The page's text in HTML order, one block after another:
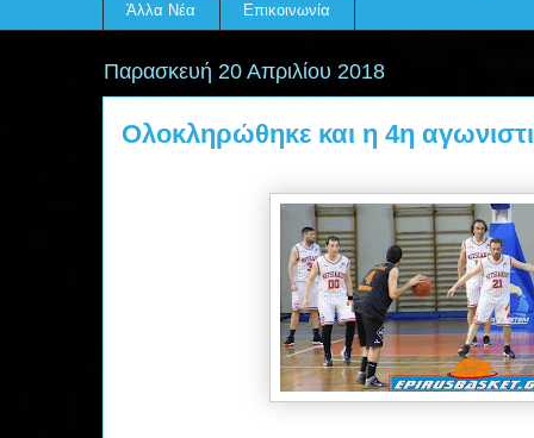
Άλλα Νέα Επικοινωνία
Παρασκευή 20 Απριλίου 2018
Ολοκληρώθηκε και η 4η